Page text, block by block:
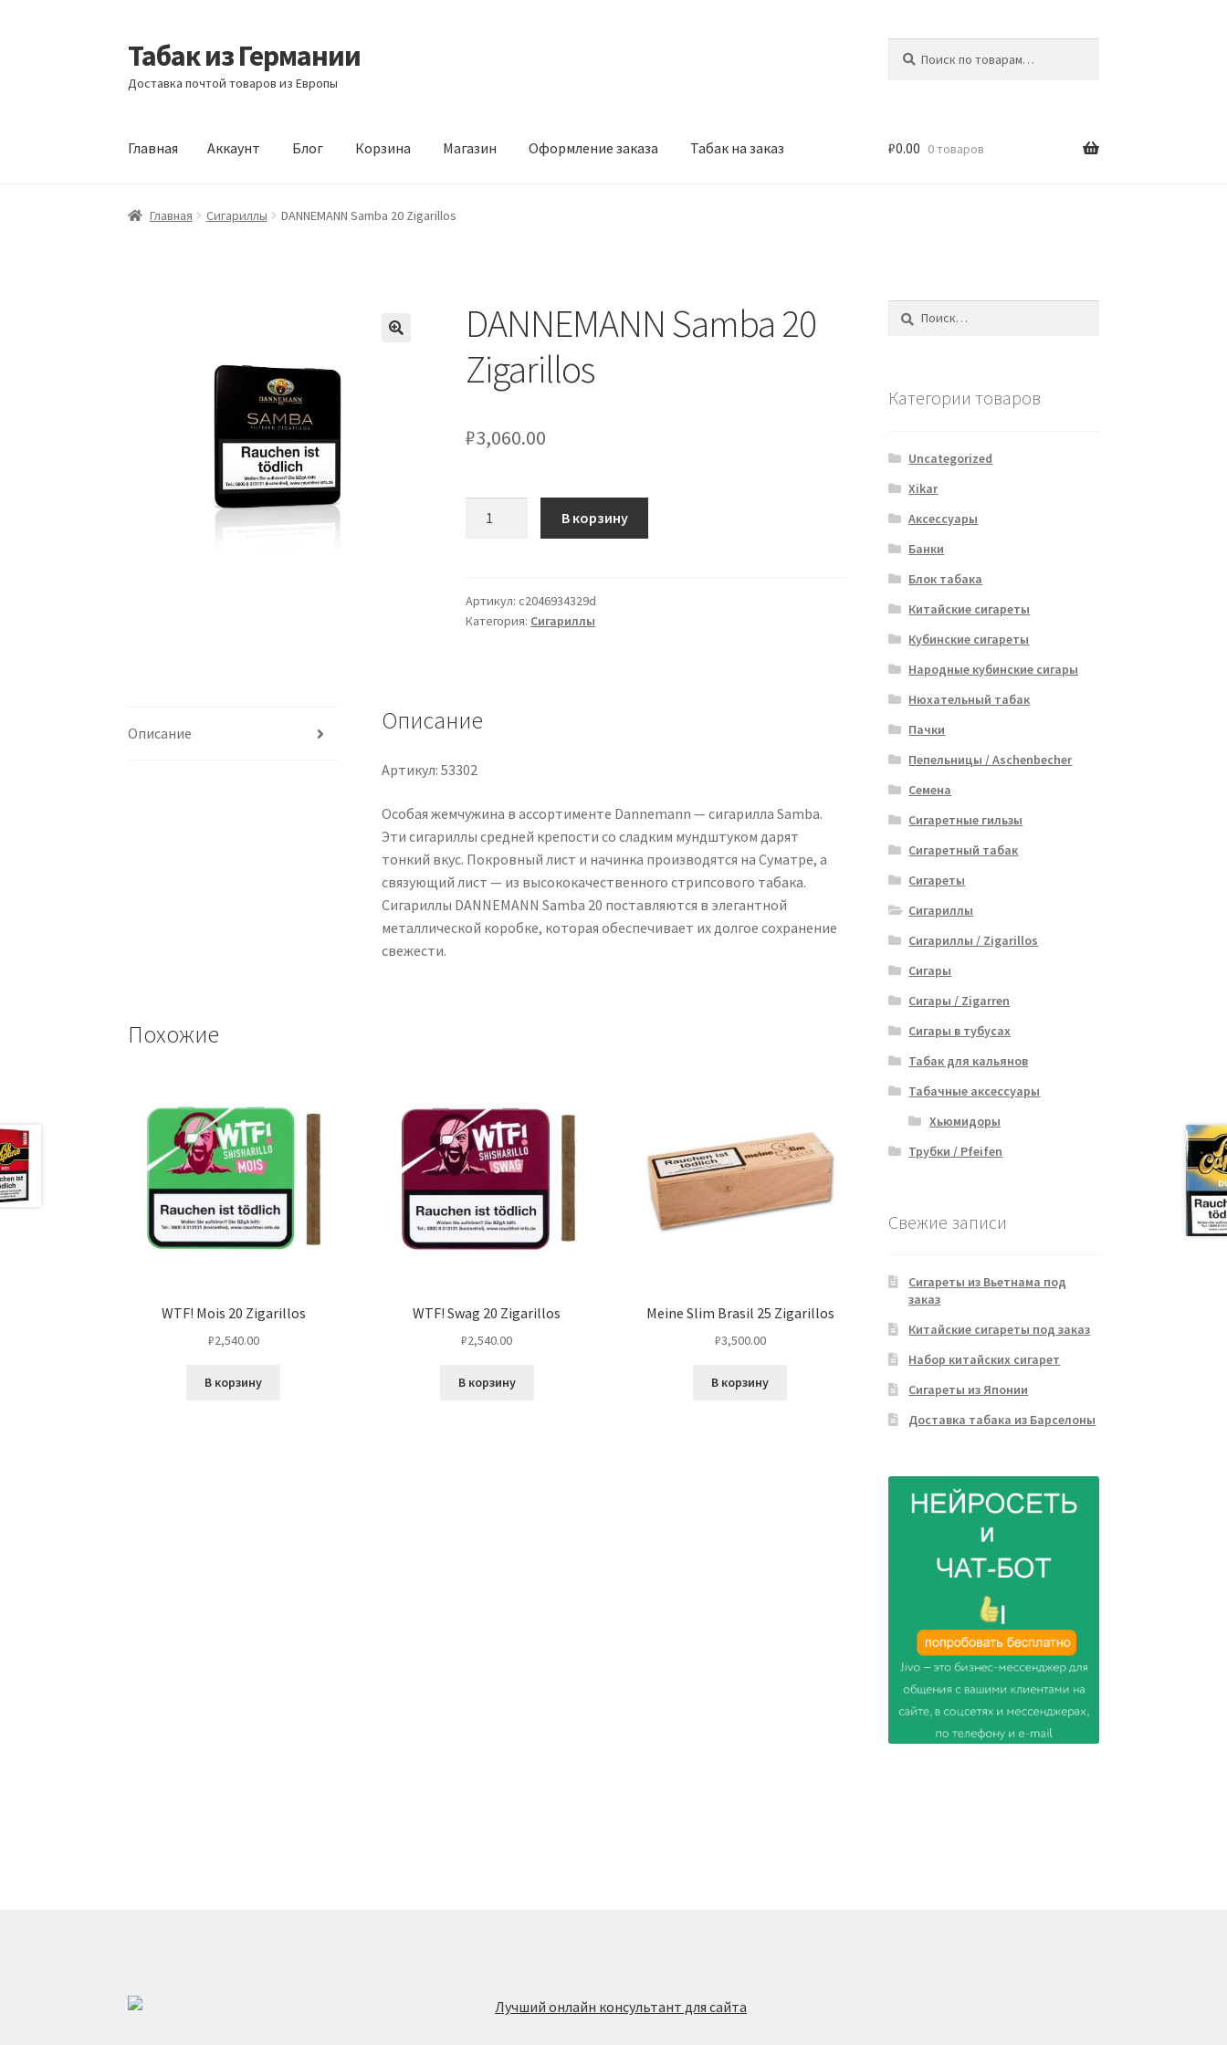
Перейти
к
навигации
Перейти
к
содержимому
Табак из Германии
Доставка почтой товаров из Европы
Главная Аккаунт Блог Корзина Магазин Оформление заказа Табак на заказ
Главная Аккаунт Корзина Магазин Оформление заказа
₽0.00 0 товаров
Главная Сигариллы DANNEMANN Samba 20 Zigarillos
DANNEMANN Samba 20
Zigarillos
₽3,060.00
20
Zigarillos
В корзину
Артикул:c2046934329d
Категория: Сигариллы
Описание Описание
Артикул: 53302
Особая жемчужина в ассортименте Dannemann — сигарилла Samba.
Эти сигариллы средней крепости со сладким мундштуком дарят
тонкий вкус. Покровный лист и начинка производятся на Суматре, а
связующий лист — из высококачественного стрипсового табака.
Сигариллы DANNEMANN Samba 20 поставляются в элегантной
металлической коробке, которая обеспечивает их долгое сохранение
свежести.
Похожие
WTF! Mois 20 Zigarillos
₽2,540.00
В корзину
WTF! Swag 20 Zigarillos
₽2,540.00
В корзину
Meine Slim Brasil 25 Zigarillos
₽3,500.00
В корзину
Найти:
Категории товаров
Uncategorized
Xikar
Аксессуары
Банки
Блок табака
Китайские сигареты
Кубинские сигареты
Народные кубинские сигары
Нюхательный табак
Пачки
Пепельницы / Aschenbecher
Семена
Сигаретные гильзы
Сигаретный табак
Сигареты
Сигариллы
Сигариллы / Zigarillos
Сигары
Сигары / Zigarren
Сигары в тубусах
Табак для кальянов
Табачные аксессуары
Хьюмидоры
Трубки / Pfeifen
Свежие записи
Сигареты из Вьетнама под
заказ
Китайские сигареты под заказ
Набор китайских сигарет
Сигареты из Японии
Доставка табака из Барселоны